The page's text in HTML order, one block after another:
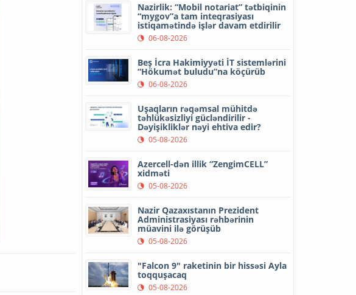
Nazirlik: “Mobil notariat” tətbiqinin
“mygov”a tam inteqrasiyası
istiqamətində işlər davam etdirilir
06-08-2026
Beş İcra Hakimiyyəti İT sistemlərini
“Hökumət buludu”na köçürüb
06-08-2026
Uşaqların rəqəmsal mühitdə
təhlükəsizliyi gücləndirilir -
Dəyişikliklər nəyi ehtiva edir?
05-08-2026
Azercell-dən illik “ZengimCELL”
xidməti
05-08-2026
Nazir Qazaxıstanın Prezident
Administrasiyası rəhbərinin
müavini ilə görüşüb
05-08-2026
"Falcon 9" raketinin bir hissəsi Ayla
toqquşacaq
05-08-2026